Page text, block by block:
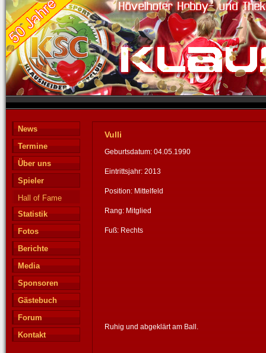
News
Termine
Über uns
Spieler
Hall of Fame
Statistik
Fotos
Berichte
Media
Sponsoren
Gästebuch
Forum
Kontakt
Vulli
Geburtsdatum: 04.05.1990
Eintrittsjahr: 2013
Position: Mittelfeld
Rang: Mitglied
Fuß: Rechts
Ruhig und abgeklärt am Ball.